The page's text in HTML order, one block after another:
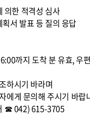
의한 적격성 심사
서 발표 등 질의 응답
까지 도착 분 유효, 우
하시기 바라며
에게 문의해 주시기 바랍
☎ 042) 615-3705